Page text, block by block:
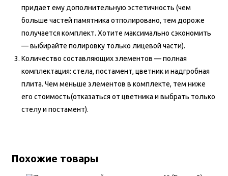
придает ему дополнительную эстетичность (чем
больше частей памятника отполировано, тем дороже
получается комплект. Хотите максимально сэкономить
— выбирайте полировку только лицевой части).
Количество составляющих элементов — полная
комплектация: стела, постамент, цветник и надгробная
плита. Чем меньше элементов в комплекте, тем ниже
его стоимость(отказаться от цветника и выбрать только
стелу и постамент).
Похожие товары